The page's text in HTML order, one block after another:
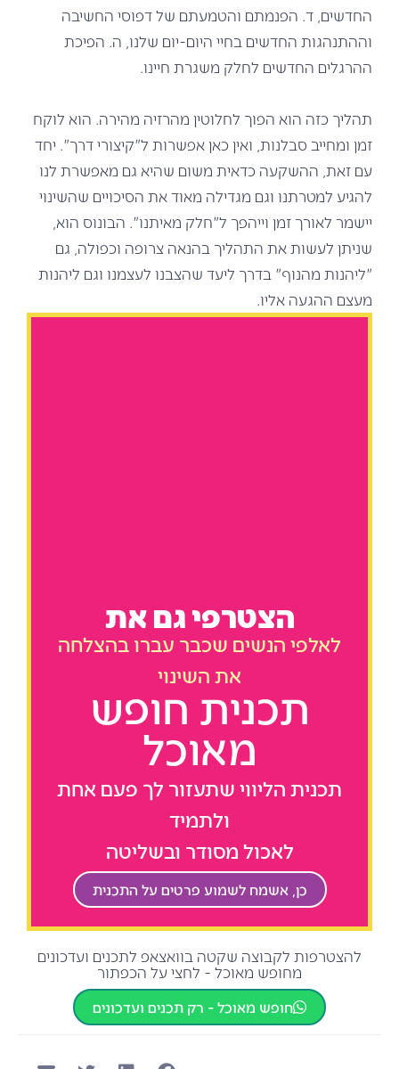
החדשים, ד. הפנמתם והטמעתם של דפוסי החשיבה
וההתנהגות החדשים בחיי היום-יום שלנו, ה. הפיכת
ההרגלים החדשים לחלק משגרת חיינו.
תהליך כזה הוא הפוך לחלוטין מהרזיה מהירה. הוא לוקח
זמן ומחייב סבלנות, ואין כאן אפשרות ל"קיצורי דרך". יחד
עם זאת, ההשקעה כדאית משום שהיא גם מאפשרת לנו
להגיע למטרתנו וגם מגדילה מאוד את הסיכויים שהשינוי
יישמר לאורך זמן וייהפך ל"חלק מאיתנו". הבונוס הוא,
שניתן לעשות את התהליך בהנאה צרופה וכפולה, גם
"ליהנות מהנוף" בדרך ליעד שהצבנו לעצמנו וגם ליהנות
מעצם ההגעה אליו.
הצטרפי גם את
לאלפי הנשים שכבר עברו בהצלחה
את השינוי
תכנית חופש
מאוכל
תכנית הליווי שתעזור לך פעם אחת
ולתמיד
לאכול מסודר ובשליטה
כן, אשמח לשמוע פרטים על התכנית
להצטרפות לקבוצה שקטה בוואצאפ לתכנים ועדכונים
מחופש מאוכל - לחצי על הכפתור
חופש מאוכל - רק תכנים ועדכונים